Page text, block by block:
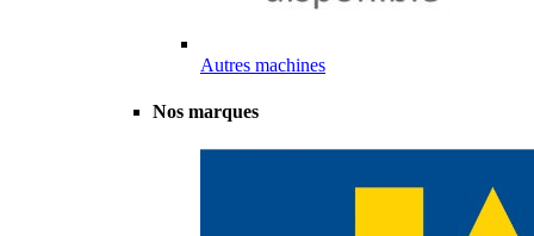
Autres machines
Nos marques